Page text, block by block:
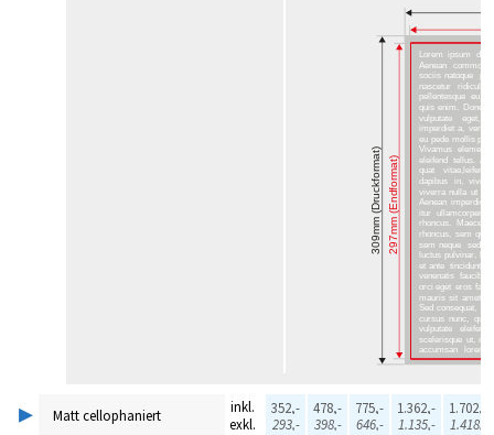
▸ Matt cellophaniert inkl. 352,- 478,- 775,- 1.362,-
1.702,-
exkl.
293,- 398,- 646,- 1.135,- 1.418,-